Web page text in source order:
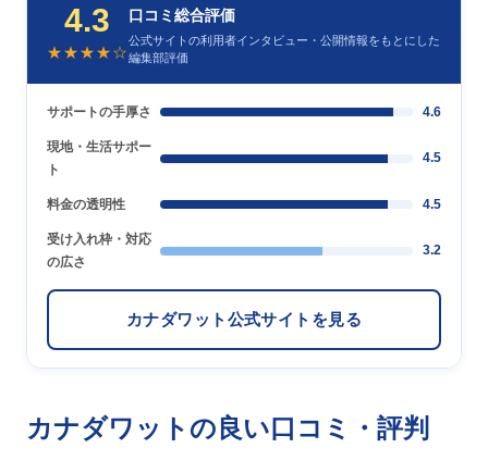
4.3
★★★★☆
口コミ総合評価
公式サイトの利用者インタビュー・公開情報をもとにした
編集部評価
サポートの手厚さ 4.6
現地・生活サポー
ト
4.5
料金の透明性 4.5
受け入れ枠・対応
の広さ
3.2
カナダワット公式サイトを見る
カナダワットの良い口コミ・評判